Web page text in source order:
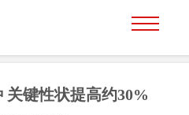
关键性状提高约30%